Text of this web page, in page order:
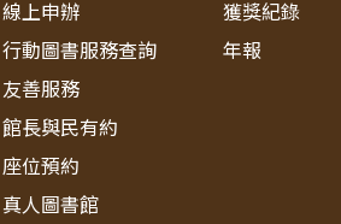
線上申辦
行動圖書服務查詢
友善服務
館長與民有約
座位預約
真人圖書館
獲獎紀錄
年報